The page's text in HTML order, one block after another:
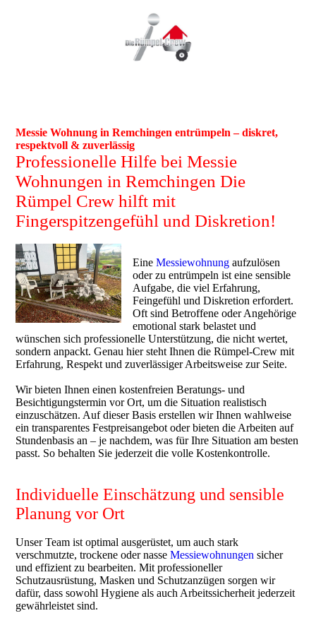
Messie Wohnung in Remchingen entrümpeln – diskret,
respektvoll & zuverlässig
Professionelle Hilfe bei Messie
Wohnungen in Remchingen Die
Rümpel Crew hilft mit
Fingerspitzengefühl und Diskretion!
Eine Messiewohnungaufzulösen
oder zu entrümpeln ist eine sensible
Aufgabe, die viel Erfahrung,
Feingefühl und Diskretion erfordert.
Oft sind Betroffene oder Angehörige
emotional stark belastet und
wünschen sich professionelle Unterstützung, die nicht wertet,
sondern anpackt. Genau hier steht Ihnen die Rümpel-Crew mit
Erfahrung, Respekt und zuverlässiger Arbeitsweise zur Seite.
Wir bieten Ihnen einen kostenfreien Beratungs- und
Besichtigungstermin vor Ort, um die Situation realistisch
einzuschätzen. Auf dieser Basis erstellen wir Ihnen wahlweise
ein transparentes Festpreisangebot oder bieten die Arbeiten auf
Stundenbasis an – je nachdem, was für Ihre Situation am besten
passt. So behalten Sie jederzeit die volle Kostenkontrolle.
Individuelle Einschätzung und sensible
Planung vor Ort
Unser Team ist optimal ausgerüstet, um auch stark
verschmutzte, trockene oder nasseMessiewohnungen sicher
und effizient zu bearbeiten. Mit professioneller
Schutzausrüstung, Masken und Schutzanzügen sorgen wir
dafür, dass sowohl Hygiene als auch Arbeitssicherheit jederzeit
gewährleistet sind.